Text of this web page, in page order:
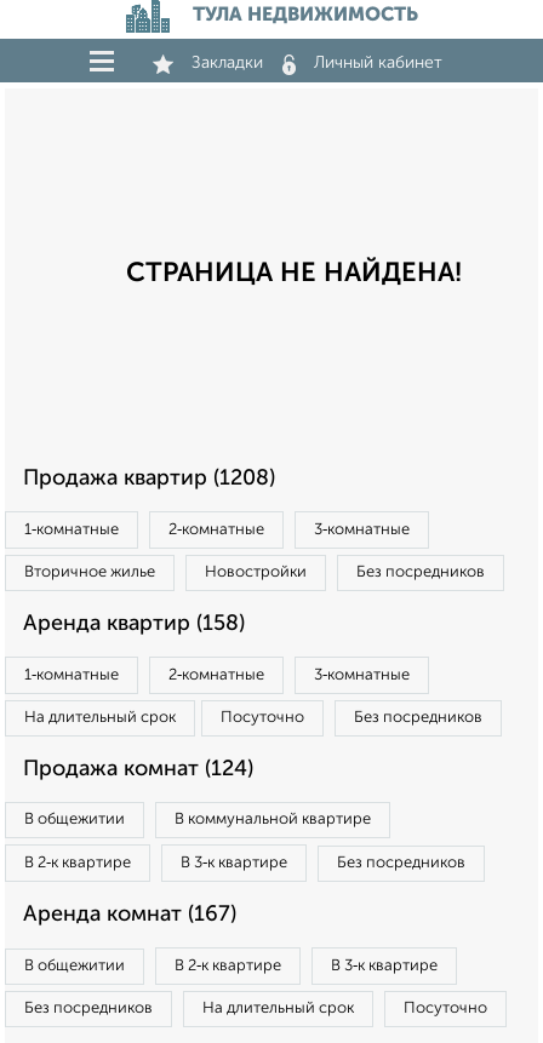
ТУЛА НЕДВИЖИМОСТЬ
Закладки Личный кабинет
СТРАНИЦА НЕ НАЙДЕНА!
Продажа квартир (1208)
1‑комнатные 2‑комнатные 3‑комнатные
Вторичное жилье Новостройки Без посредников
Аренда квартир (158)
1‑комнатные 2‑комнатные 3‑комнатные
На длительный срок Посуточно Без посредников
Продажа комнат (124)
В общежитии В коммунальной квартире
В 2‑к квартире В 3‑к квартире Без посредников
Аренда комнат (167)
В общежитии В 2‑к квартире В 3‑к квартире
Без посредников На длительный срок Посуточно